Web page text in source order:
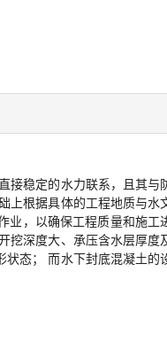
接稳定的水力联系，且其与
上根据具体的工程地质与水
，以确保工程质量和施工
挖深度大、承压含水层厚度
态； 而水下封底混凝土的